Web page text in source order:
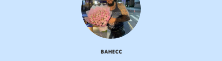
Ванесс